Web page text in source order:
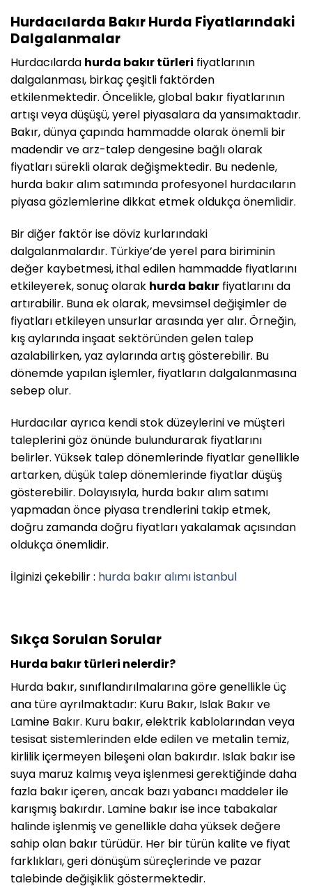
Hurdacılarda Bakır Hurda Fiyatlarındaki
Dalgalanmalar
Hurdacılarda hurda bakır türleri fiyatlarının
dalgalanması, birkaç çeşitli faktörden
etkilenmektedir. Öncelikle, global bakır fiyatlarının
artışı veya düşüşü, yerel piyasalara da yansımaktadır.
Bakır, dünya çapında hammadde olarak önemli bir
madendir ve arz-talep dengesine bağlı olarak
fiyatları sürekli olarak değişmektedir. Bu nedenle,
hurda bakır alım satımında profesyonel hurdacıların
piyasa gözlemlerine dikkat etmek oldukça önemlidir.
Bir diğer faktör ise döviz kurlarındaki
dalgalanmalardır. Türkiye’de yerel para biriminin
değer kaybetmesi, ithal edilen hammadde fiyatlarını
etkileyerek, sonuç olarak hurda bakır fiyatlarını da
artırabilir. Buna ek olarak, mevsimsel değişimler de
fiyatları etkileyen unsurlar arasında yer alır. Örneğin,
kış aylarında inşaat sektöründen gelen talep
azalabilirken, yaz aylarında artış gösterebilir. Bu
dönemde yapılan işlemler, fiyatların dalgalanmasına
sebep olur.
Hurdacılar ayrıca kendi stok düzeylerini ve müşteri
taleplerini göz önünde bulundurarak fiyatlarını
belirler. Yüksek talep dönemlerinde fiyatlar genellikle
artarken, düşük talep dönemlerinde fiyatlar düşüş
gösterebilir. Dolayısıyla, hurda bakır alım satımı
yapmadan önce piyasa trendlerini takip etmek,
doğru zamanda doğru fiyatları yakalamak açısından
oldukça önemlidir.
İlginizi çekebilir : hurda bakır alımı istanbul
Sıkça Sorulan Sorular
Hurda bakır türleri nelerdir?
Hurda bakır, sınıflandırılmalarına göre genellikle üç
ana türe ayrılmaktadır: Kuru Bakır, Islak Bakır ve
Lamine Bakır. Kuru bakır, elektrik kablolarından veya
tesisat sistemlerinden elde edilen ve metalin temiz,
kirlilik içermeyen bileşeni olan bakırdır. Islak bakır ise
suya maruz kalmış veya işlenmesi gerektiğinde daha
fazla bakır içeren, ancak bazı yabancı maddeler ile
karışmış bakırdır. Lamine bakır ise ince tabakalar
halinde işlenmiş ve genellikle daha yüksek değere
sahip olan bakır türüdür. Her bir türün kalite ve fiyat
farklıkları, geri dönüşüm süreçlerinde ve pazar
talebinde değişiklik göstermektedir.